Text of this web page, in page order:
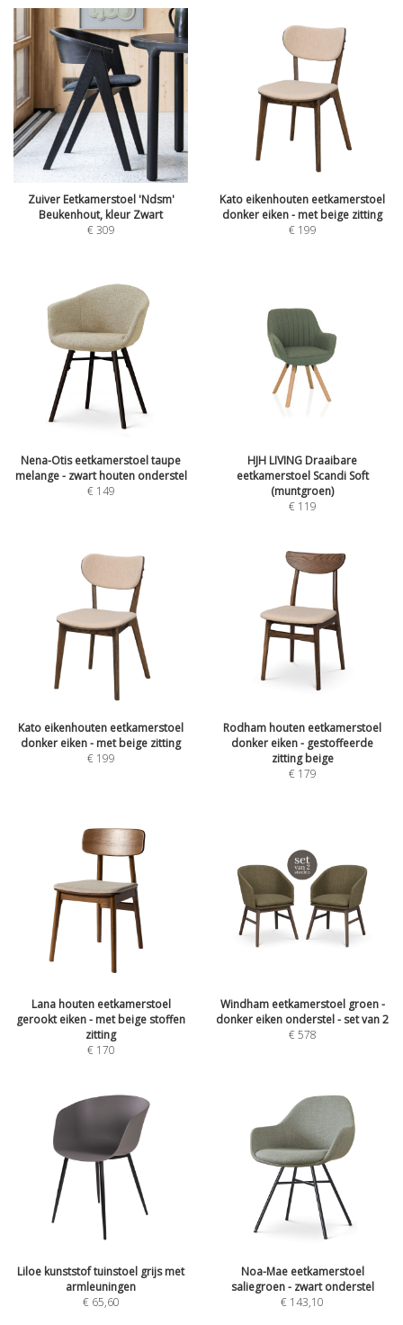
Zuiver Eetkamerstoel 'Ndsm'
Beukenhout, kleur Zwart
€309
Kato eikenhouten eetkamerstoel
donker eiken - met beige zitting
€ 199
Nena-Otis eetkamerstoel taupe
melange - zwart houten onderstel
€ 149
HJH LIVING Draaibare
eetkamerstoel Scandi Soft
(muntgroen)
€ 119
Kato eikenhouten eetkamerstoel
donker eiken - met beige zitting
€ 199
Rodham houten eetkamerstoel
donker eiken - gestoffeerde
zitting beige
€ 179
Lana houten eetkamerstoel
gerookt eiken - met beige stoffen
zitting
€ 170
Windham eetkamerstoel groen -
donker eiken onderstel - set van 2
€578
Liloe kunststof tuinstoel grijs met
armleuningen
€ 65,60
Noa-Mae eetkamerstoel
saliegroen - zwart onderstel
€ 143,10